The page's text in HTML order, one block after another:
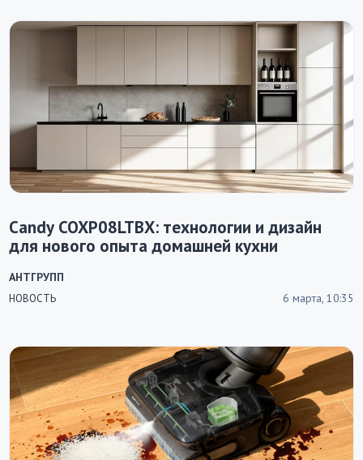
Candy COXP08LTBX: технологии и дизайн
для нового опыта домашней кухни
НОВОСТЬ 6 марта, 10:35
АНТГРУПП